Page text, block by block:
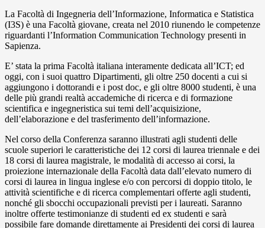
La Facoltà di Ingegneria dell’Informazione, Informatica e Statistica
(I3S) è una Facoltà giovane, creata nel 2010 riunendo le competenze
riguardanti l’Information Communication Technology presenti in
Sapienza.
E’ stata la prima Facoltà italiana interamente dedicata all’ICT; ed
oggi, con i suoi quattro Dipartimenti, gli oltre 250 docenti a cui si
aggiungono i dottorandi e i post doc, e gli oltre 8000 studenti, è una
delle più grandi realtà accademiche di ricerca e di formazione
scientifica e ingegneristica sui temi dell’acquisizione,
dell’elaborazione e del trasferimento dell’informazione.
Nel corso della Conferenza saranno illustrati agli studenti delle
scuole superiori le caratteristiche dei 12 corsi di laurea triennale e dei
18 corsi di laurea magistrale, le modalità di accesso ai corsi, la
proiezione internazionale della Facoltà data dall’elevato numero di
corsi di laurea in lingua inglese e/o con percorsi di doppio titolo, le
attività scientifiche e di ricerca complementari offerte agli studenti,
nonché gli sbocchi occupazionali previsti per i laureati. Saranno
inoltre offerte testimonianze di studenti ed ex studenti e sarà
possibile fare domande direttamente ai Presidenti dei corsi di laurea